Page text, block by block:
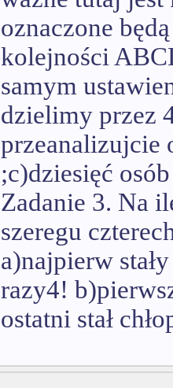
oznaczone
kolejności
samym
dzielimy przez
przeanalizujcie
;c)dziesięć
Zadanie 3. Na
szeregu
a)najpierw
razy4!
ostatni stał